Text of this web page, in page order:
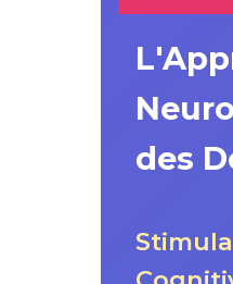
des